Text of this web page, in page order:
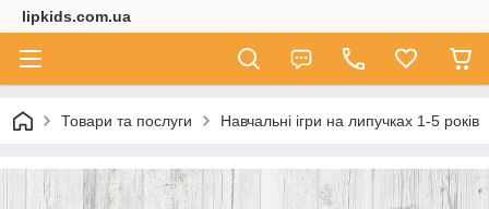
lipkids.com.ua
Товари та послуги Навчальні ігри на липучках 1-5 років